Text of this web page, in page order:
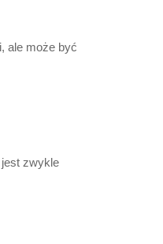
ale może być
zwykle